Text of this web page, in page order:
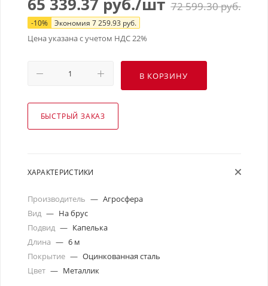
72 599.30руб.
-10% Экономия 7 259.93 руб.
Цена указана с учетом НДС 22%
В КОРЗИНУ
БЫСТРЫЙ ЗАКАЗ
ХАРАКТЕРИСТИКИ
Производитель — Агросфера
Вид — На брус
Подвид — Капелька
Длина — 6 м
Покрытие — Оцинкованная сталь
Цвет — Металлик